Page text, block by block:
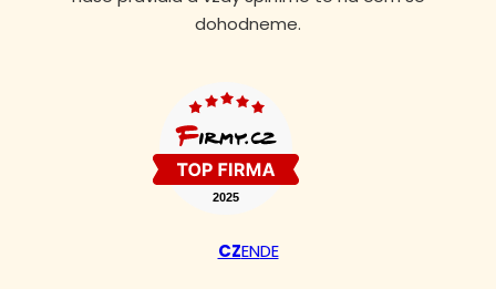
dohodneme.
CZENDE